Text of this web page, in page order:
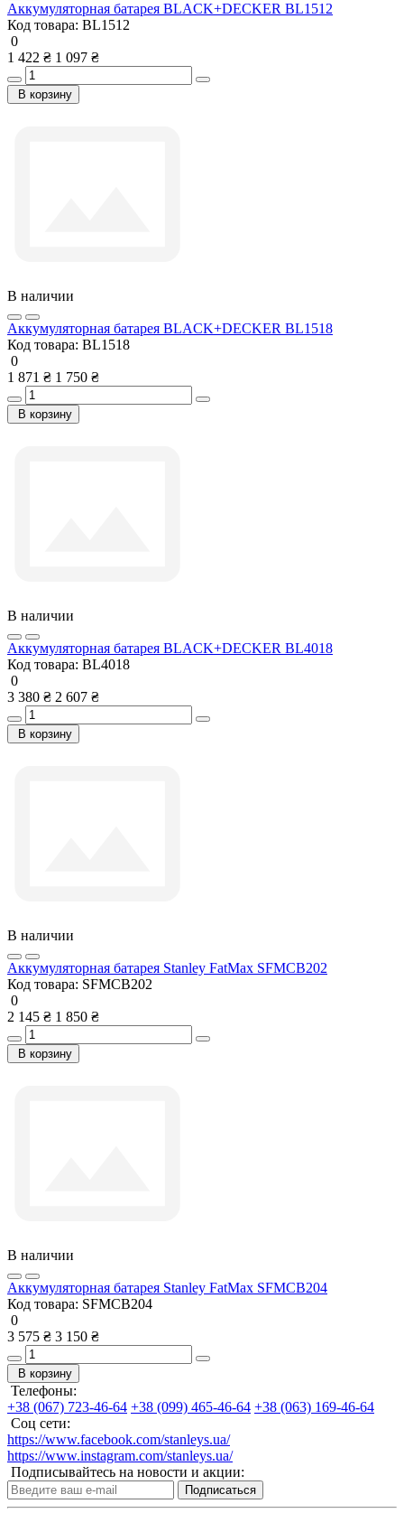
Аккумуляторная батарея BLACK+DECKER BL1512
Код товара: BL1512
0
1 422 ₴ 1 097 ₴
В корзину
В наличии
Аккумуляторная батарея BLACK+DECKER BL1518
Код товара: BL1518
0
1 871 ₴ 1 750 ₴
В корзину
В наличии
Аккумуляторная батарея BLACK+DECKER BL4018
Код товара: BL4018
0
3 380 ₴ 2 607 ₴
В корзину
В наличии
Аккумуляторная батарея Stanley FatMax SFMCB202
Код товара: SFMCB202
0
2 145 ₴ 1 850 ₴
В корзину
В наличии
Аккумуляторная батарея Stanley FatMax SFMCB204
Код товара: SFMCB204
0
3 575 ₴ 3 150 ₴
В корзину
Телефоны:
+38 (067) 723-46-64 +38 (099) 465-46-64 +38 (063) 169-46-64
Соц сети:
https://www.facebook.com/stanleys.ua/
https://www.instagram.com/stanleys.ua/
Подписывайтесь на новости и акции:
Подписаться